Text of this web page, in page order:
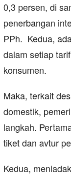
0,3 persen, di
penerbangan
PPh. Kedua,
dalam setiap
konsumen.
Maka, terkait
domestik,
langkah.
tiket dan avtur
Kedua,